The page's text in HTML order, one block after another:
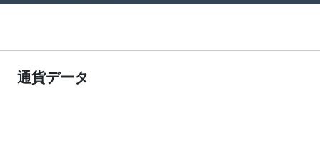
通貨データ